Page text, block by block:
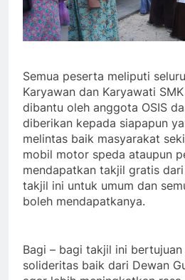
Semua peserta meliputi
Karyawan dan Karyawati
dibantu oleh anggota OSIS
diberikan kepada siapapun
melintas baik masyarakat
mobil motor speda ataupun
mendapatkan takjil gratis dari
takjil ini untuk umum dan
boleh mendapatkanya.
Bagi – bagi takjil ini
solideritas baik dari Dewan